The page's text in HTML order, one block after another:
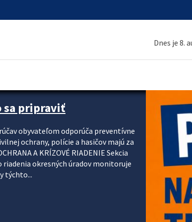
Dnes je 8.
sa pripraviť
obyvateľom odporúča preventívne
ochrany, polície a hasičov majú za
A KRÍZOVÉ RIADENIE Sekcia
okresných úradov monitoruje
týchto...